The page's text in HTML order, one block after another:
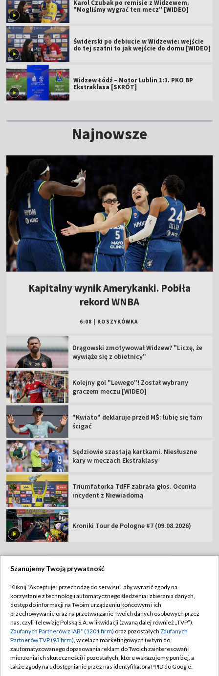
Karol Czubak po remisie z Widzewem.
"Mogliśmy wygrać ten mecz" [WIDEO]
Świderski po debiucie w Widzewie: wejście
do tej szatni to jak wejście do domu [WIDEO]
Widzew Łódź – Motor Lublin 1:1. PKO BP
Ekstraklasa [SKRÓT]
Najnowsze
Kapitalny wynik Amerykanki. Pobiła
rekord WNBA
6:08 KOSZYKÓWKA
Drągowski zmotywował Widzew? "Liczę, że
wywiąże się z obietnicy"
Kolejny gol "Lewego"! Został wybrany
graczem meczu [WIDEO]
"Kwiato" deklaruje przed MŚ: lubię się tam
ścigać
Sędziowie szastają kartkami. Niesłuszne
kary w meczach Ekstraklasy
Triumfatorka TdFF zabrała głos. Oceniła
incydent z Niewiadomą
Kroniki Tour de Pologne #7 (09.08.2026)
Abonament TVP
Sklep TVP
Biuro Reklamy
Oferta Handlowa
Telegazeta ogłoszenia
Regulamin TVP
Polityka prywatności
Moje zgody
Biuro reklamy
Kontakt
Szanujemy Twoją prywatność
Kliknij "Akceptuję i przechodzę do serwisu", aby wyrazić zgody na
korzystanie z technologii automatycznego śledzenia i zbierania danych,
dostęp do informacji na Twoim urządzeniu końcowym i ich
przechowywanie oraz na przetwarzanie Twoich danych osobowych przez
nas, czyli Telewizję Polską S.A. w likwidacji (zwaną dalej również „TVP”),
Zaufanych Partnerów z IAB* (1201 firm) oraz pozostałych Zaufanych
Partnerów TVP (93 firm), w celach marketingowych (w tym do
zautomatyzowanego dopasowania reklam do Twoich zainteresowań i
mierzenia ich skuteczności) i pozostałych, które wskazujemy poniżej, a
także zgody na udostępnianie przez nas identyfikatora PPID do Google.